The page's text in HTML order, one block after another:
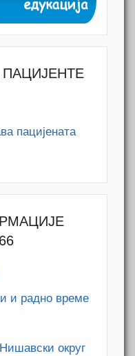
пацијената
и радно време
округ